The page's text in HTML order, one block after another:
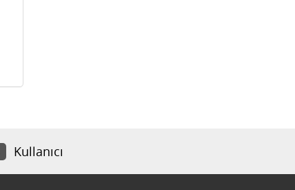
Kullanıcı